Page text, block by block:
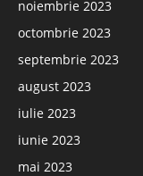
noiembrie 2023
octombrie 2023
septembrie 2023
august 2023
iulie 2023
iunie 2023
mai 2023